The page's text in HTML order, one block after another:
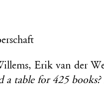
Erik van der
a table for 425 books?